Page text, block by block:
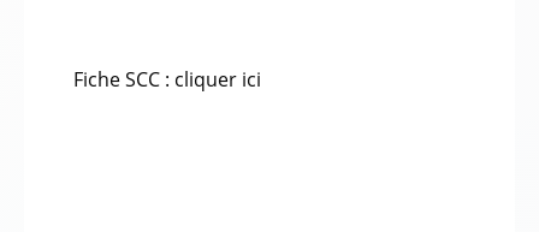
Fiche SCC : cliquer ici